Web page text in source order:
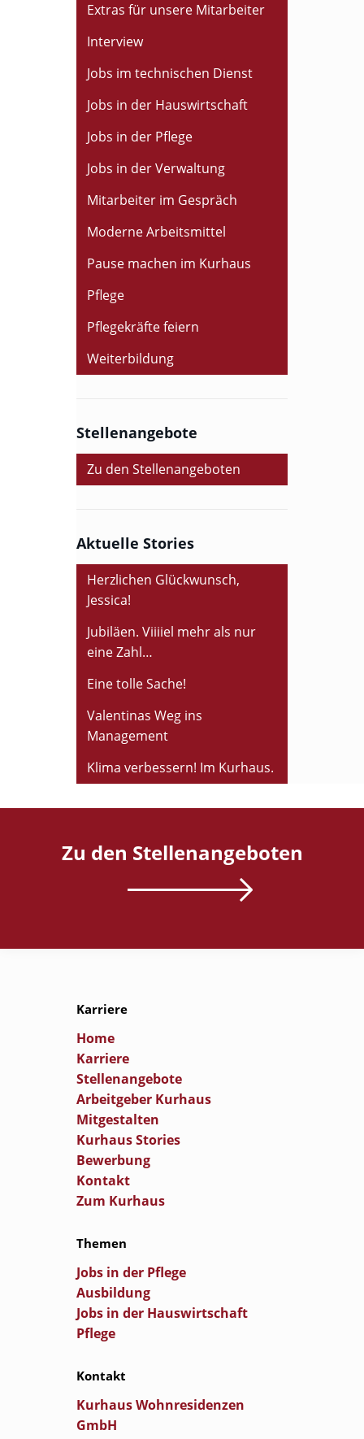
Extras für unsere Mitarbeiter
Interview
Jobs im technischen Dienst
Jobs in der Hauswirtschaft
Jobs in der Pflege
Jobs in der Verwaltung
Mitarbeiter im Gespräch
Moderne Arbeitsmittel
Pause machen im Kurhaus
Pflege
Pflegekräfte feiern
Weiterbildung
Stellenangebote
Zu den Stellenangeboten
Aktuelle Stories
Herzlichen Glückwunsch,
Jessica!
Jubiläen. Viiiiel mehr als nur
eine Zahl…
Eine tolle Sache!
Valentinas Weg ins
Management
Klima verbessern! Im Kurhaus.
Zu den Stellenangeboten
Karriere
Home
Karriere
Stellenangebote
Arbeitgeber Kurhaus
Mitgestalten
Kurhaus Stories
Bewerbung
Kontakt
Zum Kurhaus
Themen
Jobs in der Pflege
Ausbildung
Jobs in der Hauswirtschaft
Pflege
Kontakt
Kurhaus Wohnresidenzen
GmbH